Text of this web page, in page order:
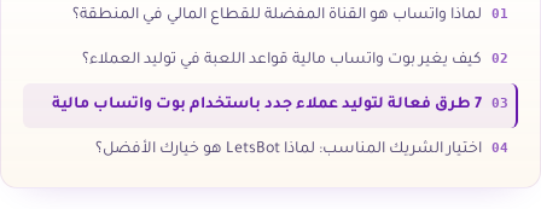
01 لماذا واتساب هو القناة المفضلة للقطاع المالي في المنطقة؟
02 كيف يغير بوت واتساب مالية قواعد اللعبة في توليد العملاء؟
03 7 طرق فعالة لتوليد عملاء جدد باستخدام بوت واتساب مالية
04 اختيار الشريك المناسب: لماذا LetsBot هو خيارك الأفضل؟